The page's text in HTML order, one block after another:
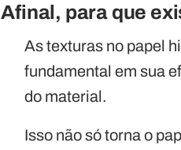
Afinal, para que
As texturas no papel
fundamental em sua
do material.
Isso não só torna o